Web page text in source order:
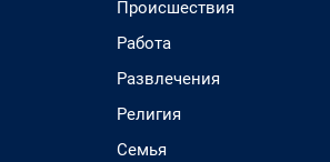
Происшествия
Работа
Развлечения
Религия
Семья